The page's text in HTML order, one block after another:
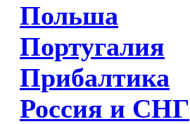
Польша
Португалия
Прибалтика
Россия и СНГ